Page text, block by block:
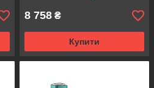
8 758 ₴
Купити